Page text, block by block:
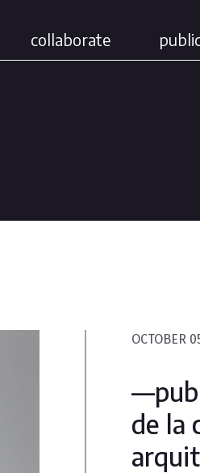
collaborate
OCTOBER
de la